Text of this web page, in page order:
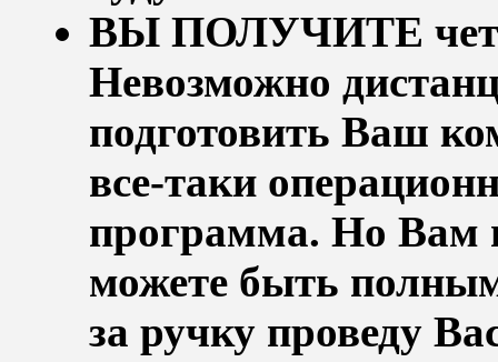
ВЫ ПОЛУЧИТЕ
Невозможно
подготовить Ваш
все-таки
программа. Но Вам
можете быть
за ручку проведу